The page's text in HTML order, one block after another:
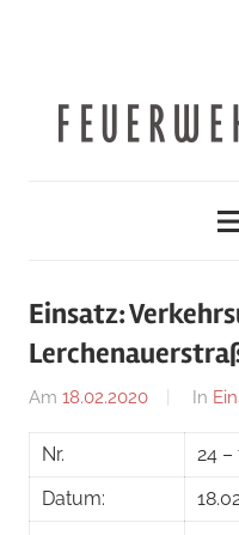
Einsatz:
Am 18.02.2020
Von
In
Nr.
24 –
Datum: